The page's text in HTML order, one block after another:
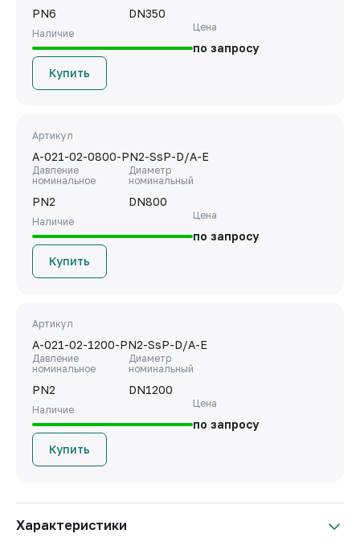
PN6 DN350
Наличие
Цена
по запросу
Купить
Артикул
A-021-02-0800-PN2-SsP-D/A-E
Давление
номинальное
PN2
Диаметр
номинальный
DN800
Наличие
Цена
по запросу
Купить
Артикул
A-021-02-1200-PN2-SsP-D/A-E
Давление
номинальное
PN2
Диаметр
номинальный
DN1200
Наличие
Цена
по запросу
Купить
Характеристики